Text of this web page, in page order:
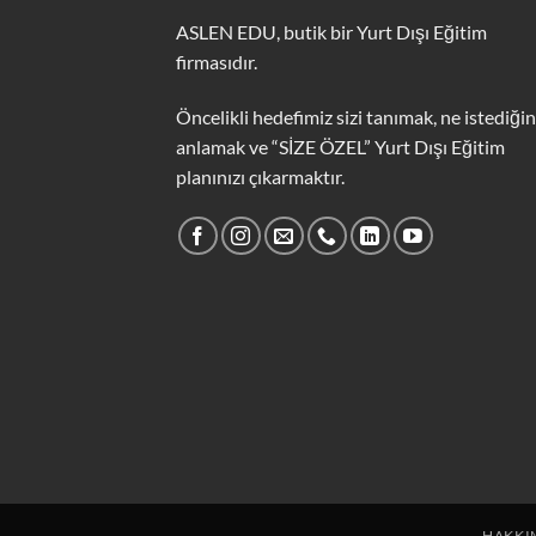
ASLEN EDU, butik bir Yurt Dışı Eğitim
firmasıdır.
Öncelikli hedefimiz sizi tanımak, ne
anlamak ve “SİZE ÖZEL” Yurt Dışı Eğitim
planınızı çıkarmaktır.